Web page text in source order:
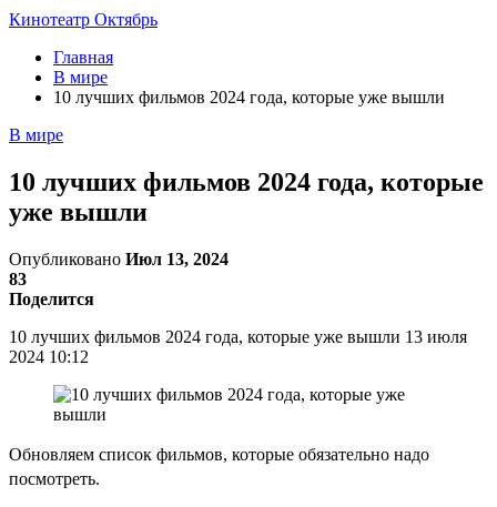
Кинотеатр Октябрь
Главная
В мире
10 лучших фильмов 2024 года, которые уже вышли
В мире
10 лучших фильмов 2024 года, которые
уже вышли
Опубликовано Июл 13, 2024
83
Поделится
10 лучших фильмов 2024 года, которые уже вышли 13 июля
2024 10:12
Обновляем список фильмов, которые обязательно надо
посмотреть.